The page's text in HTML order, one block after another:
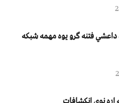
فتنه ګرو يوه مهمه شبکه